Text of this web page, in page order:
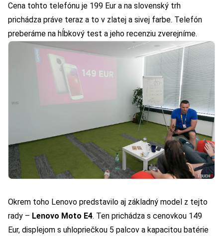
Cena tohto telefónu je 199 Eur a na slovenský trh
prichádza práve teraz a to v zlatej a sivej farbe. Telefón
preberáme na hĺbkový test a jeho recenziu zverejníme.
Okrem toho Lenovo predstavilo aj základný model z tejto
rady – Lenovo Moto E4. Ten prichádza s cenovkou 149
Eur, displejom s uhlopriečkou 5 palcov a kapacitou batérie